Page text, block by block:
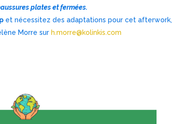
plates et fermées.
et nécessitez des adaptations pour cet afterwork,
Morre sur h.morre@kolinkis.com